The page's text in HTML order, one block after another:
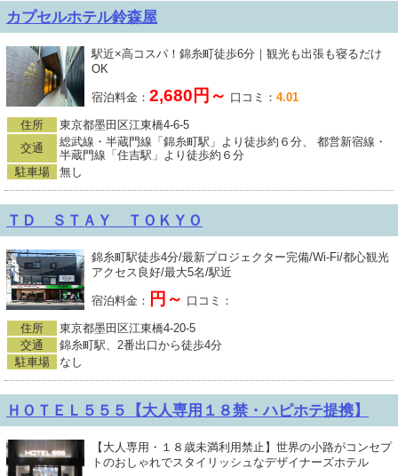
カプセルホテル鈴森屋
駅近×高コスパ！錦糸町徒歩6分｜観光も出張も寝るだけ
OK
宿泊料金： 2,680円～ 口コミ： 4.01
住所
東京都墨田区江東橋4-6-5
交通
総武線・半蔵門線「錦糸町駅」より徒歩約６分、 都営新宿線・
半蔵門線「住吉駅」より徒歩約６分
駐車場
無し
ＴＤ ＳＴＡＹ ＴＯＫＹＯ
錦糸町駅徒歩4分/最新プロジェクター完備/Wi-Fi/都心観光
アクセス良好/最大5名/駅近
宿泊料金： 円～ 口コミ：
住所
東京都墨田区江東橋4-20-5
交通
錦糸町駅、2番出口から徒歩4分
駐車場
なし
ＨＯＴＥＬ５５５【大人専用１８禁・ハピホテ提携】
【大人専用・１８歳未満利用禁止】世界の小路がコンセプ
トのおしゃれでスタイリッシュなデザイナーズホテル